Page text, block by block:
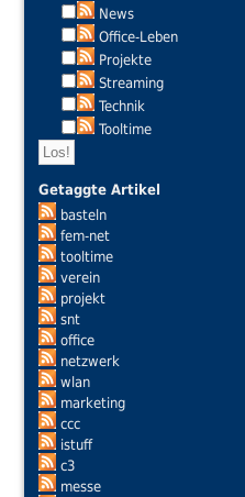
News
Office-Leben
Projekte
Streaming
Technik
Tooltime
Getaggte Artikel
basteln
fem-net
tooltime
verein
projekt
snt
office
netzwerk
wlan
marketing
ccc
istuff
c3
messe